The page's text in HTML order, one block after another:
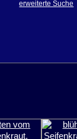
erweiterte Suche